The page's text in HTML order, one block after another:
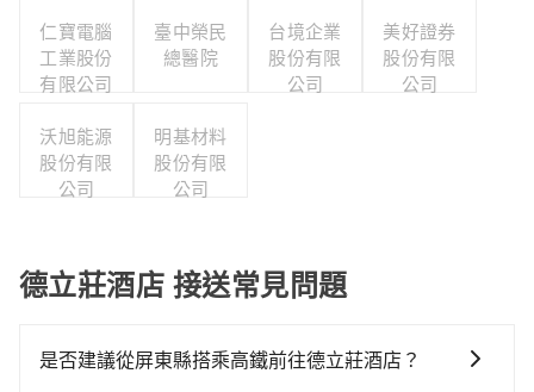
仁寶電腦
工業股份
有限公司
臺中榮民
總醫院
台境企業
股份有限
公司
美好證券
股份有限
公司
沃旭能源
股份有限
公司
明基材料
股份有限
公司
德立莊酒店 接送常見問題
是否建議從屏東縣搭乘高鐵前往德立莊酒店？